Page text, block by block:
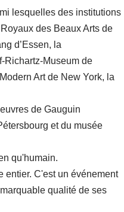
lesquelles des institutions
des Beaux Arts de
d’Essen, la
Richartz-Museum de
Art de New York, la
de Gauguin
et du musée
qu'humain.
entier. C'est un événement
qualité de ses